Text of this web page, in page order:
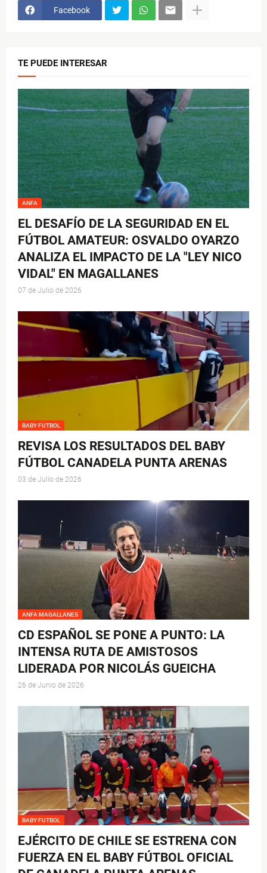
Facebook
TE PUEDE INTERESAR
ANFA
EL DESAFÍO DE LA SEGURIDAD EN EL
FÚTBOL AMATEUR: OSVALDO OYARZO
ANALIZA EL IMPACTO DE LA "LEY NICO
VIDAL" EN MAGALLANES
07 de Julio de 2026
BABY FUTBOL
REVISA LOS RESULTADOS DEL BABY
FÚTBOL CANADELA PUNTA ARENAS
03 de Julio de 2026
ANFA MAGALLANES
CD ESPAÑOL SE PONE A PUNTO: LA
INTENSA RUTA DE AMISTOSOS
LIDERADA POR NICOLÁS GUEICHA
26 de Junio de 2026
BABY FUTBOL
EJÉRCITO DE CHILE SE ESTRENA CON
FUERZA EN EL BABY FÚTBOL OFICIAL